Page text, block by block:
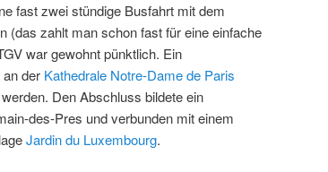
fast zwei stündige Busfahrt mit dem
(das zahlt man schon fast für eine einfache
war gewohnt pünktlich. Ein
der Kathedrale Notre-Dame de Paris
Den Abschluss bildete ein
des-Pres und verbunden mit einem
Jardin du Luxembourg.